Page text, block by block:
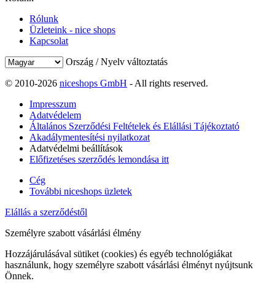
Rólunk
Üzleteink - nice shops
Kapcsolat
Ország / Nyelv változtatás
© 2010-2026 niceshops GmbH - All rights reserved.
Impresszum
Adatvédelem
Általános Szerződési Feltételek és Elállási Tájékoztató
Akadálymentesítési nyilatkozat
Adatvédelmi beállítások
Előfizetéses szerződés lemondása itt
Cég
További niceshops üzletek
Elállás a szerződéstől
Személyre szabott vásárlási élmény
Hozzájárulásával sütiket (cookies) és egyéb technológiákat
használunk, hogy személyre szabott vásárlási élményt nyújtsunk
Önnek.